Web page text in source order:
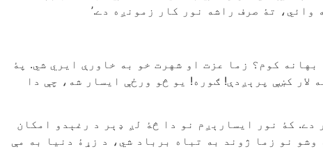
تۀ صرف راشه نور کار زمونږه دے.’
کوم؟ زما عزت او شهرت خو به خاورې ایري شي. پۀ
کښې پرېږدې! ګوره! يو څو ورځې ايسار شه، چې دا
دے. کۀ نور ايسارېږم نو دا څۀ لږ ډېر د رغېدو امکان
نو زما ژوند به تباه برباد شي، د زړۀ دنيا به مې